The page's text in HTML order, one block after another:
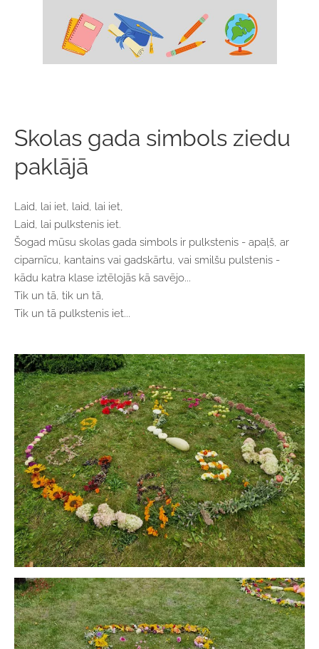
Skolas gada simbols ziedu
paklājā
Laid, lai iet, laid, lai iet,
Laid, lai pulkstenis iet.
Šogad mūsu skolas gada simbols ir pulkstenis - apaļš, ar
ciparnīcu, kantains vai gadskārtu, vai smilšu pulstenis -
kādu katra klase iztēlojās kā savējo...
Tik un tā, tik un tā,
Tik un tā pulkstenis iet...